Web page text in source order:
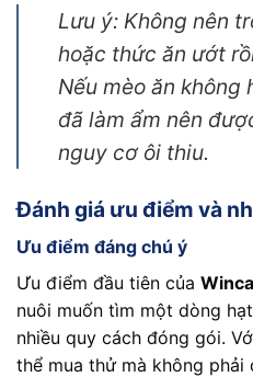
Lưu ý: Không nên
hoặc thức ăn ướt
Nếu mèo ăn không
đã làm ẩm nên
nguy cơ ôi thiu.
Đánh giá ưu điểm và
Ưu điểm đáng chú ý
Ưu điểm đầu tiên của
nuôi muốn tìm một dòng
nhiều quy cách đóng gói.
thể mua thử mà không